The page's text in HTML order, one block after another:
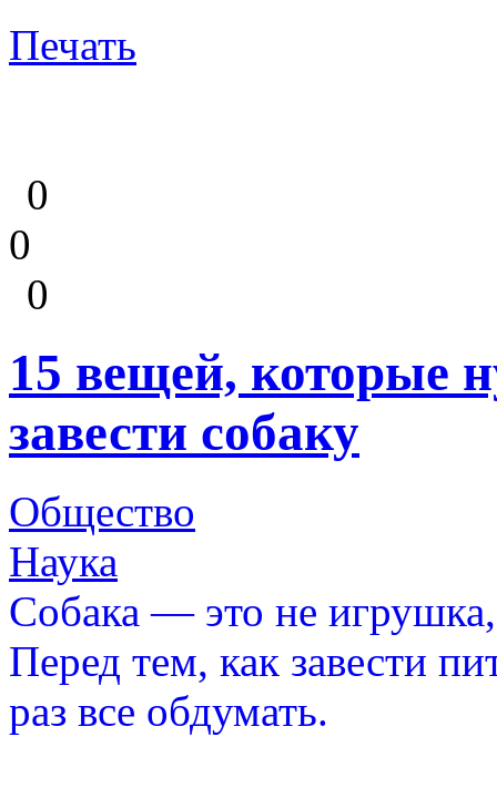
Печать
0
0
0
15 вещей, которые
завести собаку
Общество
Наука
Собака — это не игрушка,
Перед тем, как завести
раз все обдумать.